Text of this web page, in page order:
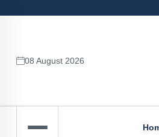
08 August 2026